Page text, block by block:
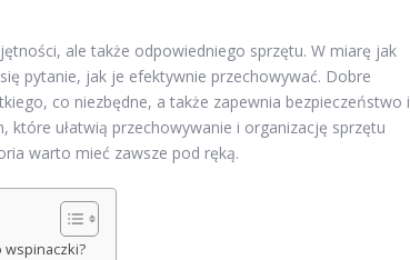
ale także odpowiedniego sprzętu. W miarę jak
pytanie, jak je efektywnie przechowywać. Dobre
co niezbędne, a także zapewnia bezpieczeństwo i
które ułatwią przechowywanie i organizację sprzętu
warto mieć zawsze pod ręką.